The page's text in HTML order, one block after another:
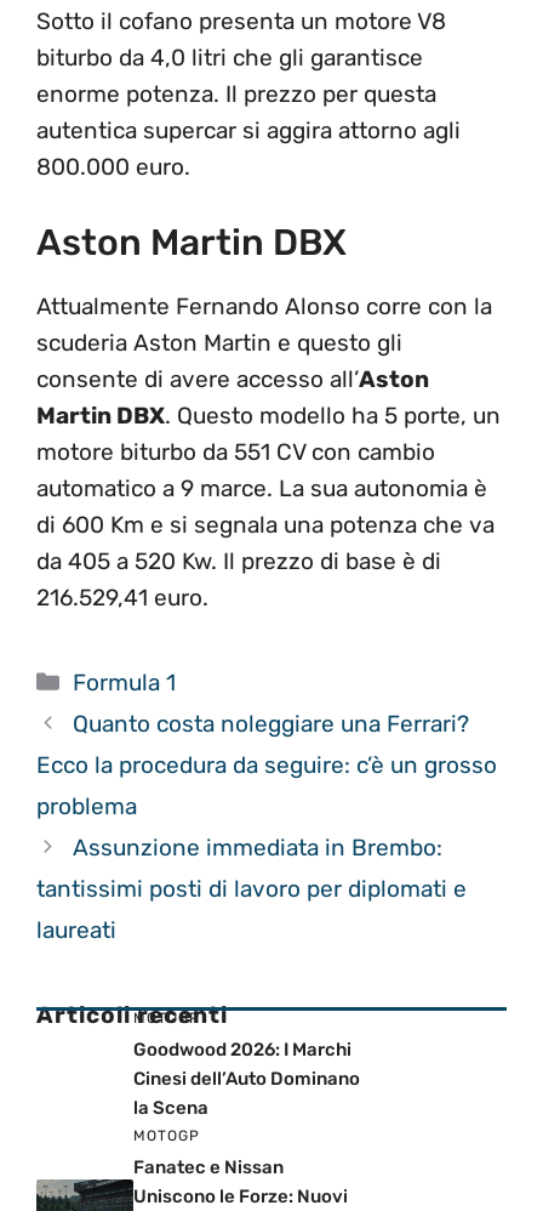
Sotto il cofano presenta un motore V8
biturbo da 4,0 litri che gli garantisce
enorme potenza. Il prezzo per questa
autentica supercar si aggira attorno agli
800.000 euro.
Aston Martin DBX
Attualmente Fernando Alonso corre con la
scuderia Aston Martin e questo gli
consente di avere accesso all’Aston
Martin DBX. Questo modello ha 5 porte, un
motore biturbo da 551 CV con cambio
automatico a 9 marce. La sua autonomia è
di 600 Km e si segnala una potenza che va
da 405 a 520 Kw. Il prezzo di base è di
216.529,41 euro.
Categorie
Formula 1
Quanto costa noleggiare una Ferrari?
Ecco la procedura da seguire: c’è un grosso
problema
Assunzione immediata in Brembo:
tantissimi posti di lavoro per diplomati e
laureati
Articoli recenti
MOTOGP
Goodwood 2026: I Marchi
Cinesi dell’Auto Dominano
la Scena
MOTOGP
Fanatec e Nissan
Uniscono le Forze: Nuovi